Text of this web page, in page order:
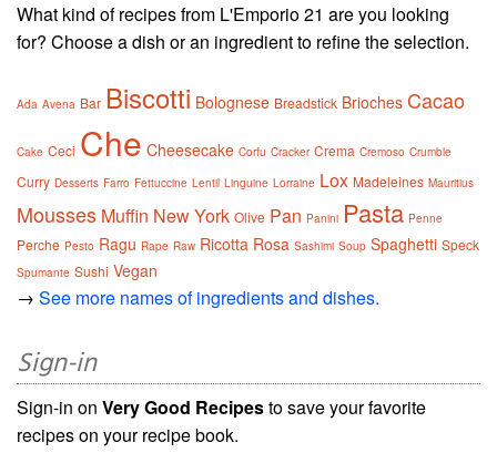
What kind of recipes from L'Emporio 21 are you looking
for? Choose a dish or an ingredient to refine the selection.
Ada Avena Bar Biscotti Bolognese Breadstick Brioches Cacao
Cake Ceci Che Cheesecake Corfu Cracker Crema Cremoso Crumble
Curry Desserts Farro Fettuccine Lentil Linguine Lorraine Lox Madeleines Mauritius
Mousses Muffin New York Olive Pan Panini Pasta Penne
Perche Pesto Ragu Rape Raw Ricotta Rosa Sashimi Soup Spaghetti Speck
Spumante Sushi Vegan
→ See more names of ingredients and dishes.
Sign-in
Sign-in on Very Good Recipesto save your favorite
recipes on your recipe book.